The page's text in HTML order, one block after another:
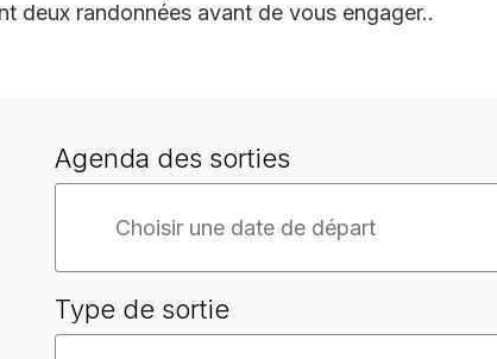
deux randonnées avant de vous engager..
Agenda des sorties
Type de sortie